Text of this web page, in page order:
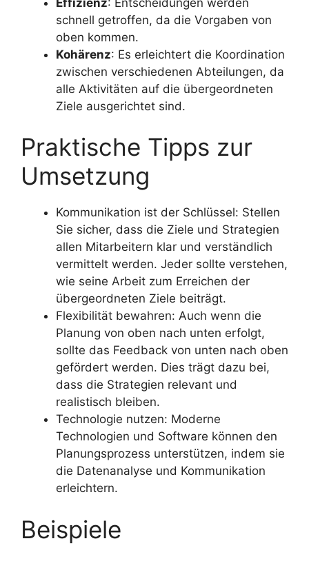
schnell getroffen, da die Vorgaben von
oben kommen.
Kohärenz: Es erleichtert die Koordination
zwischen verschiedenen Abteilungen, da
alle Aktivitäten auf die übergeordneten
Ziele ausgerichtet sind.
Praktische Tipps zur
Umsetzung
Kommunikation ist der Schlüssel: Stellen
Sie sicher, dass die Ziele und Strategien
allen Mitarbeitern klar und verständlich
vermittelt werden. Jeder sollte verstehen,
wie seine Arbeit zum Erreichen der
übergeordneten Ziele beiträgt.
Flexibilität bewahren: Auch wenn die
Planung von oben nach unten erfolgt,
sollte das Feedback von unten nach oben
gefördert werden. Dies trägt dazu bei,
dass die Strategien relevant und
realistisch bleiben.
Technologie nutzen: Moderne
Technologien und Software können den
Planungsprozess unterstützen, indem sie
die Datenanalyse und Kommunikation
erleichtern.
Beispiele